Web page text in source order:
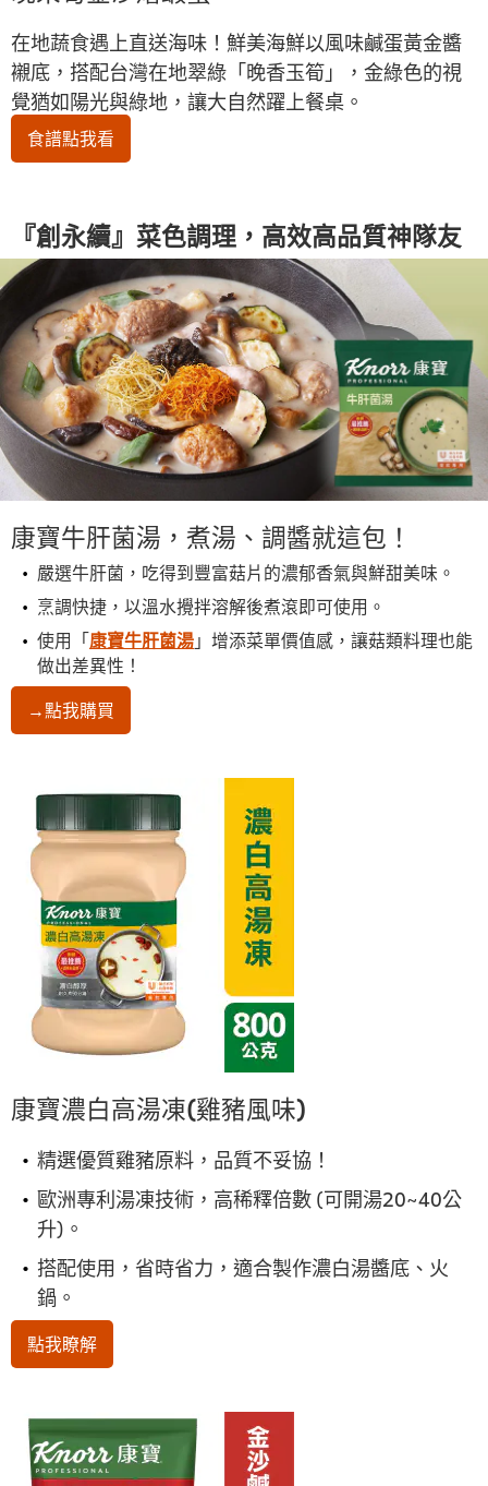
在地蔬食遇上直送海味！鮮美海鮮以風味鹹蛋黃金醬
襯底，搭配台灣在地翠綠「晚香玉筍」，金綠色的視
覺猶如陽光與綠地，讓大自然躍上餐桌。
食譜點我看
『創永續』菜色調理，高效高品質神隊友
康寶牛肝菌湯，煮湯、調醬就這包！
嚴選牛肝菌，吃得到豐富菇片的濃郁香氣與鮮甜美味。
烹調快捷，以溫水攪拌溶解後煮滾即可使用。
使用「康寶牛肝菌湯」增添菜單價值感，讓菇類料理也能
做出差異性！
→點我購買
康寶濃白高湯凍(雞豬風味)
精選優質雞豬原料，品質不妥協！
歐洲專利湯凍技術，高稀釋倍數 (可開湯20~40公
升)。
搭配使用，省時省力，適合製作濃白湯醬底、火
鍋。
點我瞭解